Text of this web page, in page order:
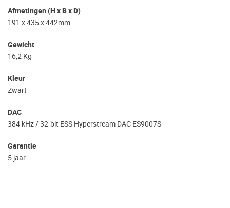
Afmetingen (H x B x D)
191 x 435 x 442mm
Gewicht
16,2 Kg
Kleur
Zwart
DAC
384 kHz / 32-bit ESS Hyperstream DAC ES9007S
Garantie
5 jaar